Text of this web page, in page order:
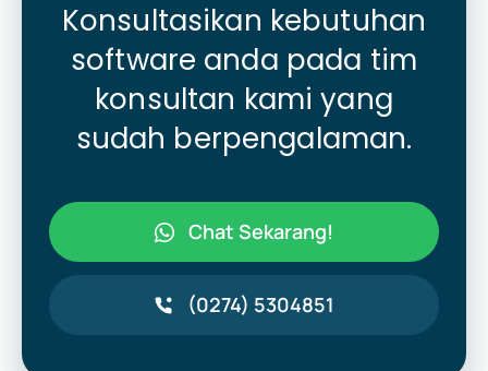
Konsultasikan kebutuhan
software anda pada tim
konsultan kami yang
sudah berpengalaman.
Chat Sekarang!
(0274) 5304851